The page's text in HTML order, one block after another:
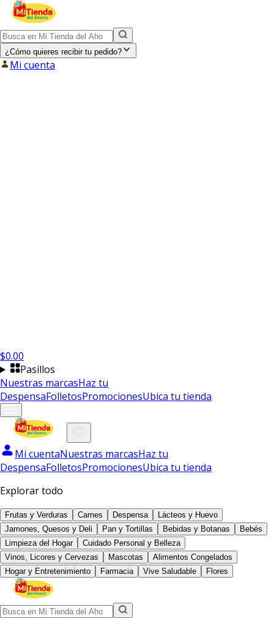
¿Cómo quieres recibir tu pedido?
Mi cuenta
$0.00
Pasillos
Nuestras marcasHaz tu
DespensaFolletosPromocionesUbica tu tienda
Mi cuentaNuestras marcasHaz tu
DespensaFolletosPromocionesUbica tu tienda
Explorar todo
Frutas y Verduras Carnes Despensa
Lácteos y Huevo
Jamones, Quesos y Deli
Pan y Tortillas Bebidas y Botanas
Bebés
Limpieza del Hogar
Cuidado Personal y Belleza
Vinos, Licores y Cervezas
Mascotas
Alimentos Congelados
Hogar y Entretenimiento
Farmacia Vive Saludable Flores